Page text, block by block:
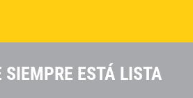
SIEMPRE ESTÁ LISTA